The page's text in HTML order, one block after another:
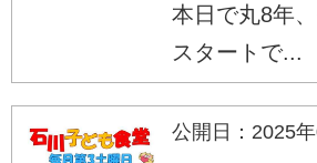
本日で丸8年
スタートで...
公開日：2025